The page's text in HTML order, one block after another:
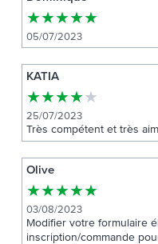
★★★★★
05/07/2023
KATIA
★★★★★
25/07/2023
Très compétent et très
Olive
★★★★★
03/08/2023
Modifier votre formulaire
inscription/commande